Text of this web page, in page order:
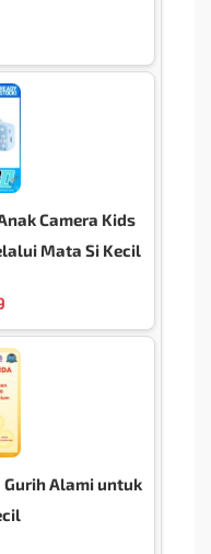
Camera Kids
Mata Si Kecil
Gurih Alami untuk